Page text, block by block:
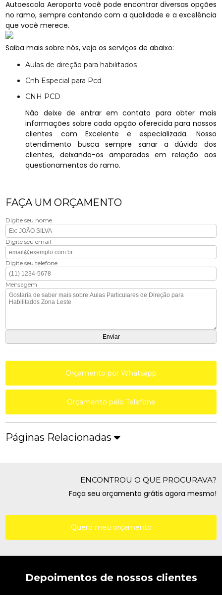
Autoescola Aeroporto você pode encontrar diversas opções
no ramo, sempre contando com a qualidade e a excelência
que você merece.
Saiba mais sobre nós, veja os serviços de abaixo:
Aulas de direção para habilitados
Cnh Especial para Pcd
CNH PCD
Não deixe de entrar em contato para obter mais
informações sobre cada opção oferecida para nossos
clientes com Excelente e especializada. Nosso
atendimento busca sempre sanar a dúvida dos
clientes, deixando-os amparados em relação aos
questionamentos do ramo.
FAÇA UM ORÇAMENTO
Digite seu nome
Digite seu email
Digite seu telefone
Mensagem
Orçamento por Whatsapp
Orçamento pelo Telefone
Páginas Relacionadas
ENCONTROU O QUE PROCURAVA?
Faça seu orçamento grátis agora mesmo!
Quero meu orçamento
Depoimentos de nossos clientes